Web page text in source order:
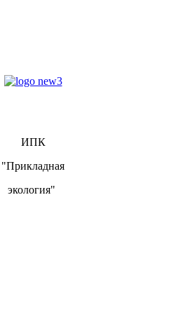
ИПК
"Прикладная
экология"